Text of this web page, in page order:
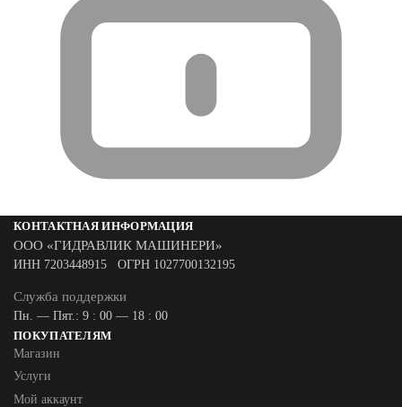
КОНТАКТНАЯ ИНФОРМАЦИЯ
ООО «ГИДРАВЛИК МАШИНЕРИ»
ИНН 7203448915 ОГРН 1027700132195
Служба поддержки
Пн. — Пят.: 9 : 00 — 18 : 00
ПОКУПАТЕЛЯМ
Магазин
Услуги
Мой аккаунт